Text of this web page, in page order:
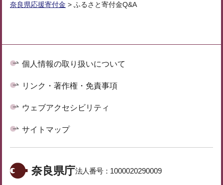
奈良県応援寄付金 > ふるさと寄付金Q&A
個人情報の取り扱いについて
リンク・著作権・免責事項
ウェブアクセシビリティ
サイトマップ
奈良県庁法人番号： 1000020290009